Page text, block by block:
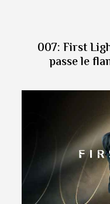
007: First
passe le